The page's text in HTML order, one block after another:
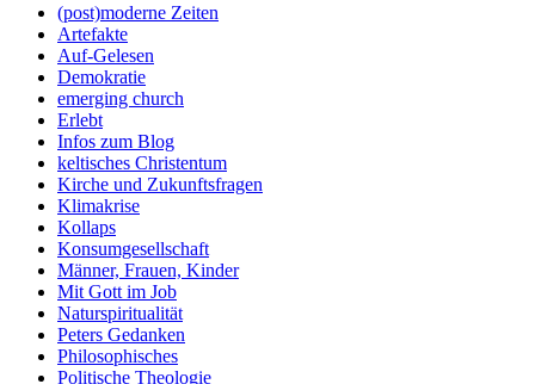
(post)moderne Zeiten
Artefakte
Auf-Gelesen
Demokratie
emerging church
Erlebt
Infos zum Blog
keltisches Christentum
Kirche und Zukunftsfragen
Klimakrise
Kollaps
Konsumgesellschaft
Männer, Frauen, Kinder
Mit Gott im Job
Naturspiritualität
Peters Gedanken
Philosophisches
Politische Theologie